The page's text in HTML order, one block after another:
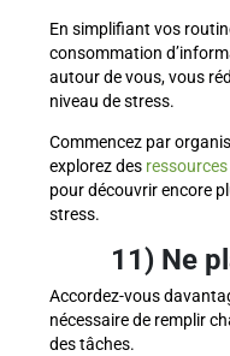
En simplifiant vos
consommation
autour de vous, vous
niveau de stress.
Commencez par
explorez des
pour découvrir encore
stress.
11) Ne
Accordez-vous
nécessaire de remplir
des tâches.